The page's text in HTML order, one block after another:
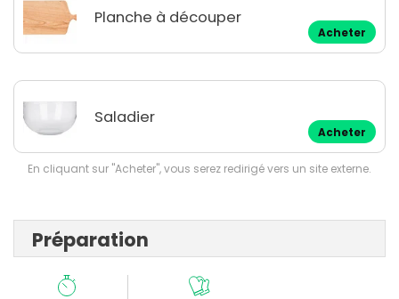
Planche à découper
Acheter
Saladier
Acheter
En cliquant sur "Acheter", vous serez redirigé vers un site externe.
Préparation